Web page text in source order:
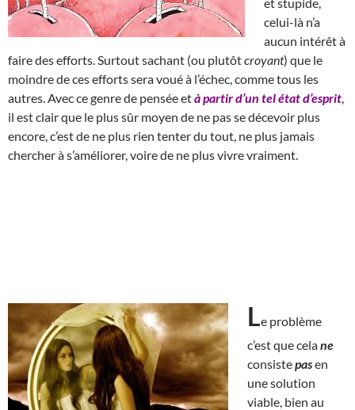
celui-là n’a
aucun intérêt à
faire des efforts. Surtout sachant (ou plutôtcroyant) que le
moindre de ces efforts sera voué à l’échec, comme tous les
autres. Avec ce genre de pensée età partir d’un tel état d’esprit
il est clair que le plus sûr moyen de ne pas se décevoir plus
encore, c’est de ne plus rien tenter du tout, ne plus jamais
chercher à s’améliorer, voire de ne plus vivre vraiment.
Le problème
c’est que celane
consistepasen
une solution
viable, bien au